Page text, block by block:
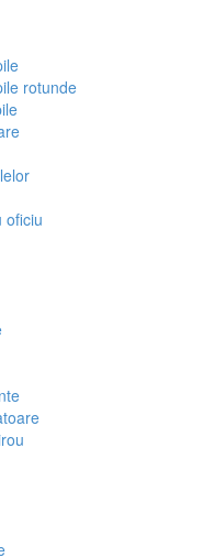
rotunde
oficiu